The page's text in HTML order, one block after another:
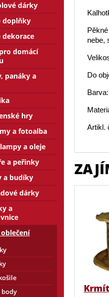
nebe,
Do
Artikl.
dárky
doplňky
dekorace
domácí
panáky a
hry
a fotoalba
a oleje
a peřinky
a budíky
dárky
a
body